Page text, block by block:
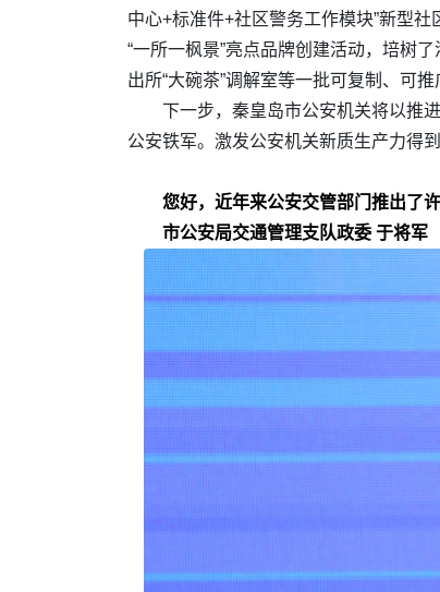
中心+标准件+社区警务工作模块”新型
“一所一枫景”亮点品牌创建活动，培树
出所“大碗茶”调解室等一批可复制、可
下一步，秦皇岛市公安机关将以推
公安铁军。激发公安机关新质生产力得
您好，近年来公安交管部门推出了
市公安局交通管理支队政委 于将军